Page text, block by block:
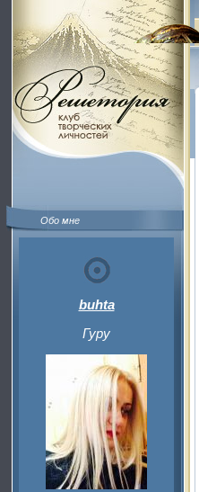
Обо мне
buhta
Гуру